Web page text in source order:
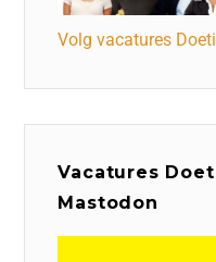
Volg vacatures
Vacatures
Mastodon